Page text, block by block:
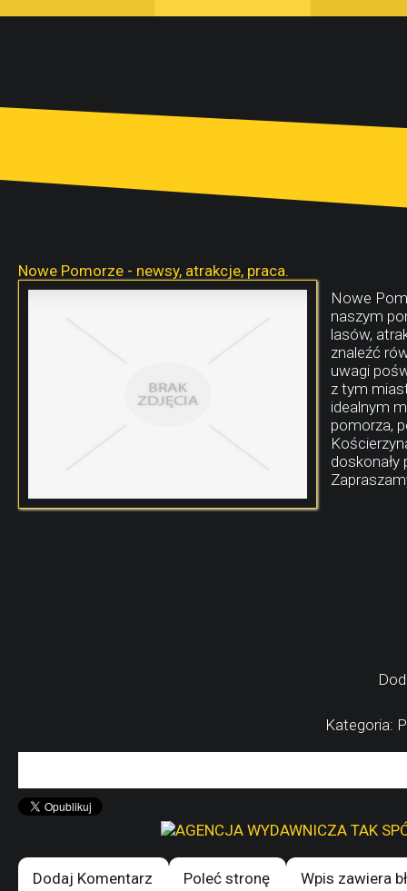
Nowe Pomorze - newsy, atrakcje, praca.
Nowe
naszym
lasów,
znaleźć
uwagi
z tym
idealnym
pomorza,
Kategoria:
Dodaj Komentarz Poleć stronę Wpis zawiera